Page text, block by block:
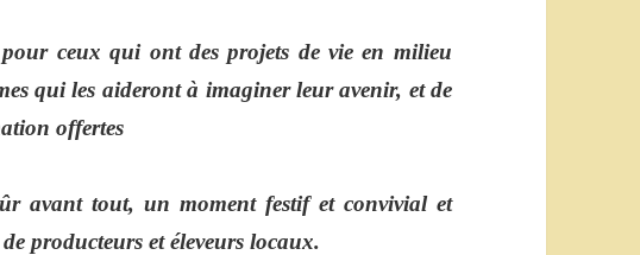
pour ceux qui ont des projets de vie en milieu
qui les aideront à imaginer leur avenir, et de
offertes
avant tout, un moment festif et convivial et
producteurs et éleveurs locaux.